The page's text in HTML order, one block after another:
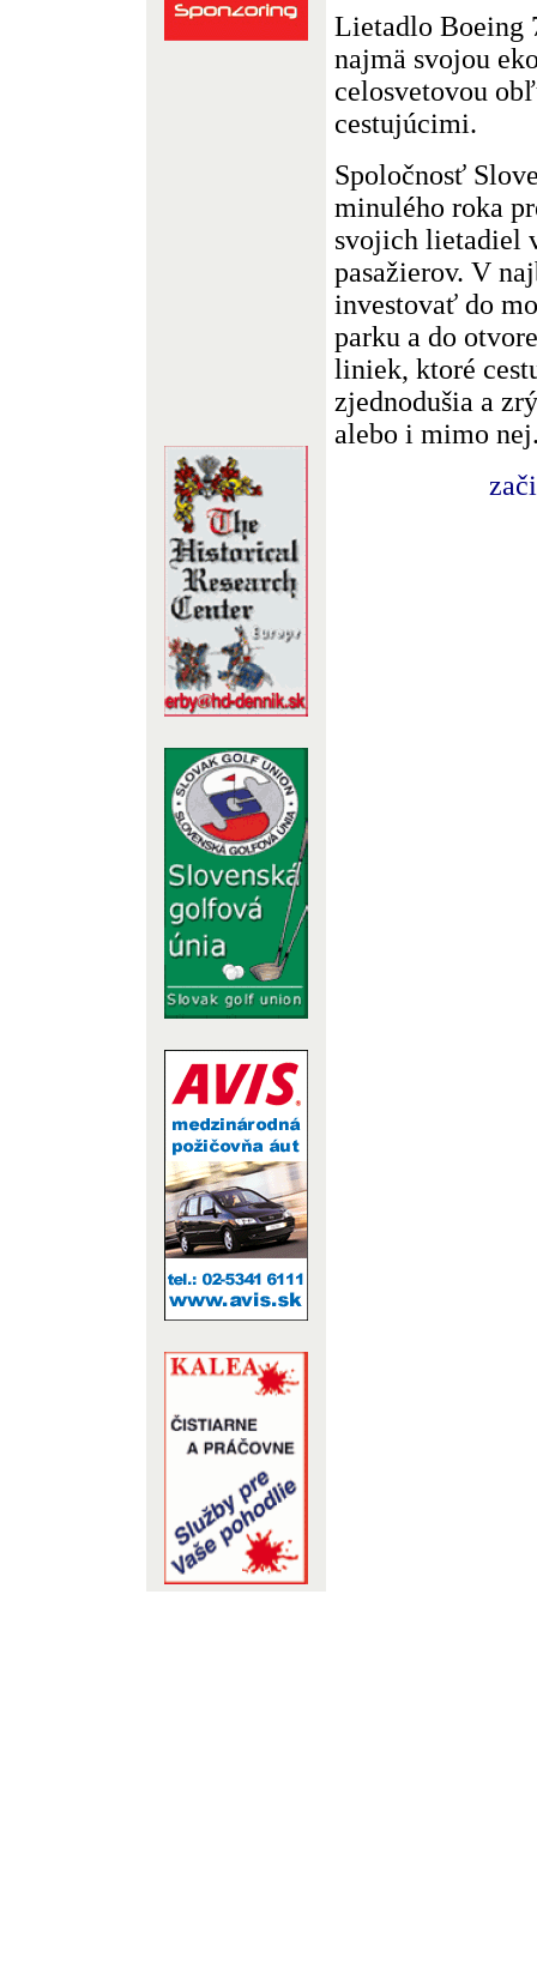
Lietadlo Boeing
najmä svojou
celosvetovou
cestujúcimi.
Spoločnosť
minulého roka
svojich lietadiel
pasažierov. V
investovať do
parku a do
liniek, ktoré
zjednodušia a
alebo i mimo